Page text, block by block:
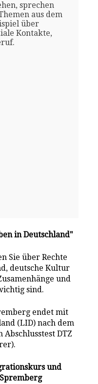
sprechen
aus dem
über
Kontakte,
in Deutschland"
Sie über Rechte
deutsche Kultur
und
sind.
endet mit
(LID) nach dem
DTZ
und